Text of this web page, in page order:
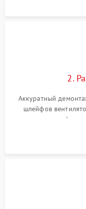
2.
Аккуратный
шлейфов
кристалла
памяти и зоны